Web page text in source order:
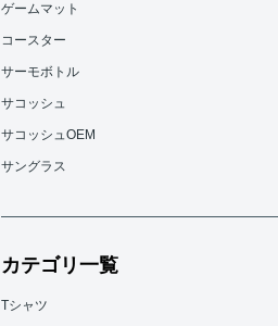
ゲームマット
コースター
サーモボトル
サコッシュ
サコッシュOEM
サングラス
カテゴリ一覧
Tシャツ